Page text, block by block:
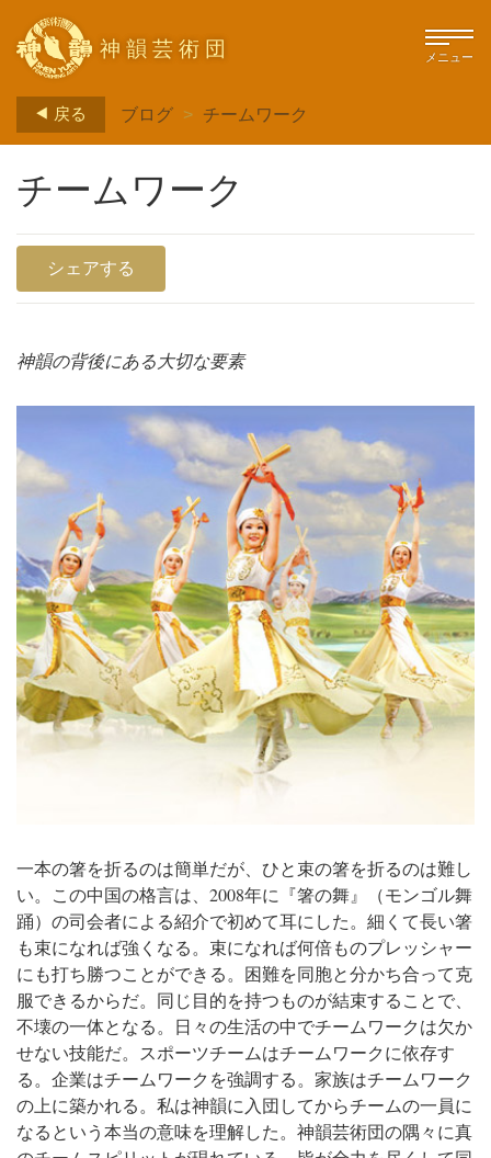
神韻芸術団 メニュー
戻る ブログ > チームワーク
チームワーク
シェアする
神韻の背後にある大切な要素
一本の箸を折るのは簡単だが、ひと束の箸を折るのは難し
い。 この中国の格言は、2008年に『箸の舞』（モンゴル舞
踊）の司会者による紹介で初めて耳にした。細くて長い箸
も束になれば強くなる。束になれば何倍ものプレッシャー
にも打ち勝つことができる。困難を同胞と分かち合って克
服できるからだ。同じ目的を持つものが結束することで、
不壊の一体となる。 日々の生活の中でチームワークは欠か
せない技能だ。スポーツチームはチームワークに依存す
る。企業はチームワークを強調する。家族はチームワーク
の上に築かれる。私は神韻に入団してからチームの一員に
なるという本当の意味を理解した。神韻芸術団の隅々に真